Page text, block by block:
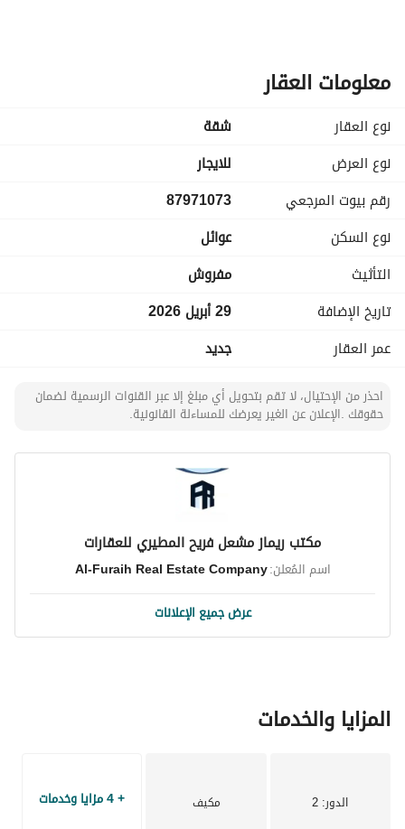
المميزات:
- عمر العقار جديد
- تشطيب سوبر لوكس
- تكييف راكب
- مطبخ راكب
- مؤثث بالكامل أثاث فندقي
- قريب من جميع الخدمات والطرق الرئيسية
السعر: 3500 ريال / شهري (شامل المياه و الكهرباء)
-----------------
معلومات العقار
نوع العقار
شقة
نوع العرض
للايجار
رقم بيوت المرجعي
87971073
نوع السكن
عوائل
التأثيث
مفروش
تاريخ الإضافة
29 أبريل 2026
عمر العقار
جديد
احذر من الإحتيال، لا تقم بتحويل أي مبلغ إلا عبر القنوات الرسمية لضمان
حقوقك .الإعلان عن الغير يعرضك للمساءلة القانونية.
مكتب ريماز مشعل فريح المطيري للعقارات
اسم المُعلن:Al-Furaih Real Estate Company
عرض جميع الإعلانات
المزايا والخدمات
الدور: 2 مكيف + 4 مزايا وخدمات